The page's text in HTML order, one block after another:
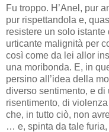
Fu troppo. H’Anel, pur
pur rispettandola e,
resistere un solo
urticante malignità per
così come da lei allor
una moribonda. E, in
persino all’idea della
diverso sentimento, e
risentimento, di
che, in tutto ciò, non
… e, spinta da tale